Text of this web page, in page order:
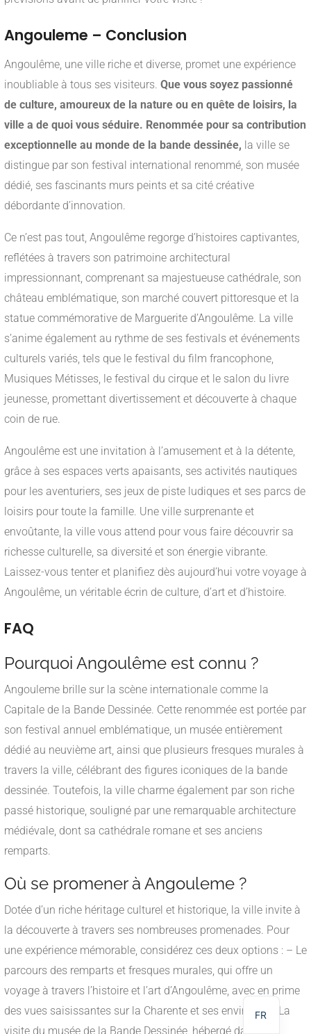
Angouleme – Conclusion
Angoulême, une ville riche et diverse, promet une expérience
inoubliable à tous ses visiteurs. Que vous soyez passionné
de culture, amoureux de la nature ou en quête de loisirs, la
ville a de quoi vous séduire. Renommée pour sa contribution
exceptionnelle au monde de la bande dessinée, la ville se
distingue par son festival international renommé, son musée
dédié, ses fascinants murs peints et sa cité créative
débordante d’innovation.
Ce n’est pas tout, Angoulême regorge d’histoires captivantes,
reflétées à travers son patrimoine architectural
impressionnant, comprenant sa majestueuse cathédrale, son
château emblématique, son marché couvert pittoresque et la
statue commémorative de Marguerite d’Angoulême. La ville
s’anime également au rythme de ses festivals et événements
culturels variés, tels que le festival du film francophone,
Musiques Métisses, le festival du cirque et le salon du livre
jeunesse, promettant divertissement et découverte à chaque
coin de rue.
Angoulême est une invitation à l’amusement et à la détente,
grâce à ses espaces verts apaisants, ses activités nautiques
pour les aventuriers, ses jeux de piste ludiques et ses parcs de
loisirs pour toute la famille. Une ville surprenante et
envoûtante, la ville vous attend pour vous faire découvrir sa
richesse culturelle, sa diversité et son énergie vibrante.
Laissez-vous tenter et planifiez dès aujourd’hui votre voyage à
Angoulême, un véritable écrin de culture, d’art et d’histoire.
FAQ
Pourquoi Angoulême est connu ?
Angouleme brille sur la scène internationale comme la
Capitale de la Bande Dessinée. Cette renommée est portée par
son festival annuel emblématique, un musée entièrement
dédié au neuvième art, ainsi que plusieurs fresques murales à
travers la ville, célébrant des figures iconiques de la bande
dessinée. Toutefois, la ville charme également par son riche
passé historique, souligné par une remarquable architecture
médiévale, dont sa cathédrale romane et ses anciens
remparts.
Où se promener à Angouleme ?
Dotée d’un riche héritage culturel et historique, la ville invite à
la découverte à travers ses nombreuses promenades. Pour
une expérience mémorable, considérez ces deux options : – Le
parcours des remparts et fresques murales, qui offre un
voyage à travers l’histoire et l’art d’Angoulême, avec en prime
des vues saisissantes sur la Charente et ses environs. – La
visite du musée de la Bande Dessinée, hébergé dans un
FR
EN
DE
NL